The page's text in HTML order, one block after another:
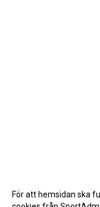
För att hemsidan ska